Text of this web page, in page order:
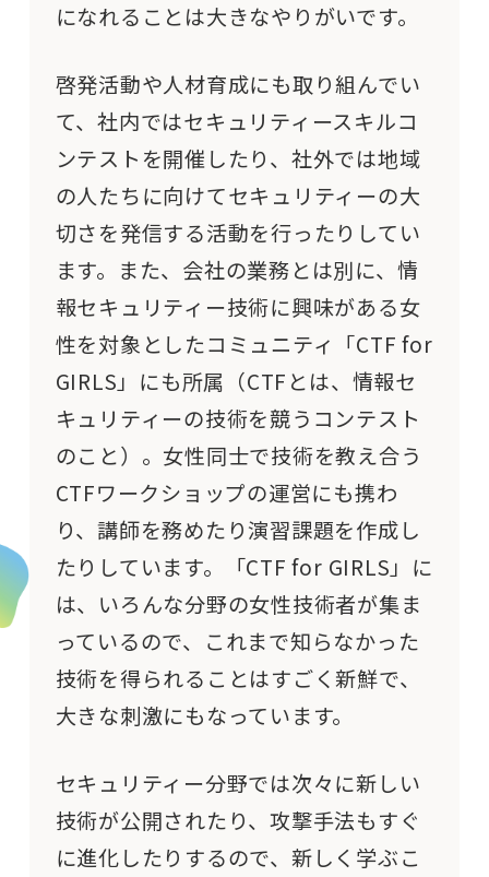
になれることは大きなやりがいです。
啓発活動や人材育成にも取り組んでい
て、社内ではセキュリティースキルコ
ンテストを開催したり、社外では地域
の人たちに向けてセキュリティーの大
切さを発信する活動を行ったりしてい
ます。また、会社の業務とは別に、 情
報セキュリティー技術に興味がある女
性を対象としたコミュニティ「CTF for
GIRLS」にも所属（CTFとは、情報セ
キュリティーの技術を競うコンテスト
のこと）。女性同士で技術を教え合う
CTFワークショップの運営にも携わ
り、講師を務めたり演習課題を作成し
たりしています。「CTF for GIRLS」に
は、いろんな分野の女性技術者が集ま
っているので、これまで知らなかった
技術を得られることはすごく新鮮で、
大きな刺激にもなっています。
セキュリティー分野では次々に新しい
技術が公開されたり、攻撃手法もすぐ
に進化したりするので、新しく学ぶこ